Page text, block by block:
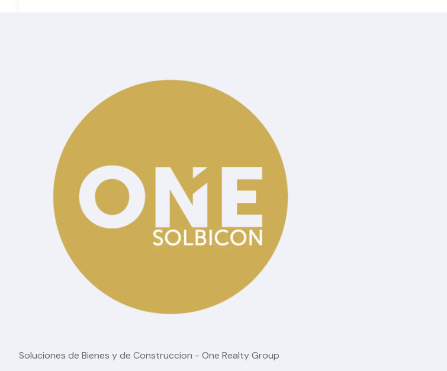
Nos puedes encontrar en facebook: https://www.facebook.com/SolbiconInmobiliaria
Si quieres informarte sobre más propiedades disponibles:
disponibles-solbico
Mejores Créditos Hipotecarios en Cuenca en 2026
Blog, Casa Contemporáneo,Credito Hipotecario
Soluciones de Bienes y de Construccion - One Realty Group